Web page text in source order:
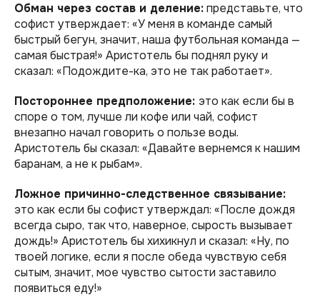
Обман через состав и деление:представьте, что
софист утверждает: «У меня в команде самый
быстрый бегун, значит, наша футбольная команда —
самая быстрая!» Аристотель бы поднял руку и
сказал: «Подождите-ка, это не так работает».
Постороннее предположение: это как если бы в
споре о том, лучше ли кофе или чай, софист
внезапно начал говорить о пользе воды.
Аристотель бы сказал: «Давайте вернемся к нашим
баранам, а не к рыбам».
Ложное причинно-следственное связывание:
это как если бы софист утверждал: «После дождя
всегда сыро, так что, наверное, сырость вызывает
дождь!» Аристотель бы хихикнул и сказал: «Ну, по
твоей логике, если я после обеда чувствую себя
сытым, значит, мое чувство сытости заставило
появиться еду!»